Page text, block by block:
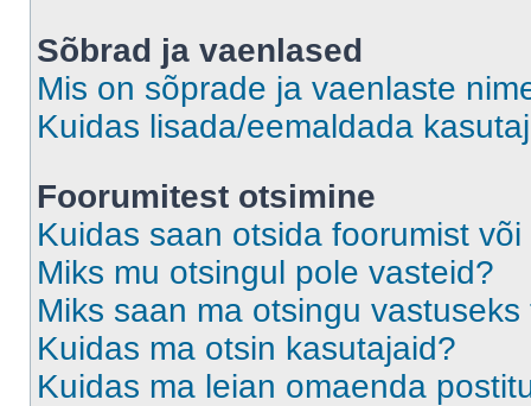
Sõbrad ja vaenlased
Mis on sõprade ja vaenlaste
Kuidas lisada/eemaldada
Foorumitest otsimine
Kuidas saan otsida foorumist
Miks mu otsingul pole vasteid?
Miks saan ma otsingu
Kuidas ma otsin kasutajaid?
Kuidas ma leian omaenda